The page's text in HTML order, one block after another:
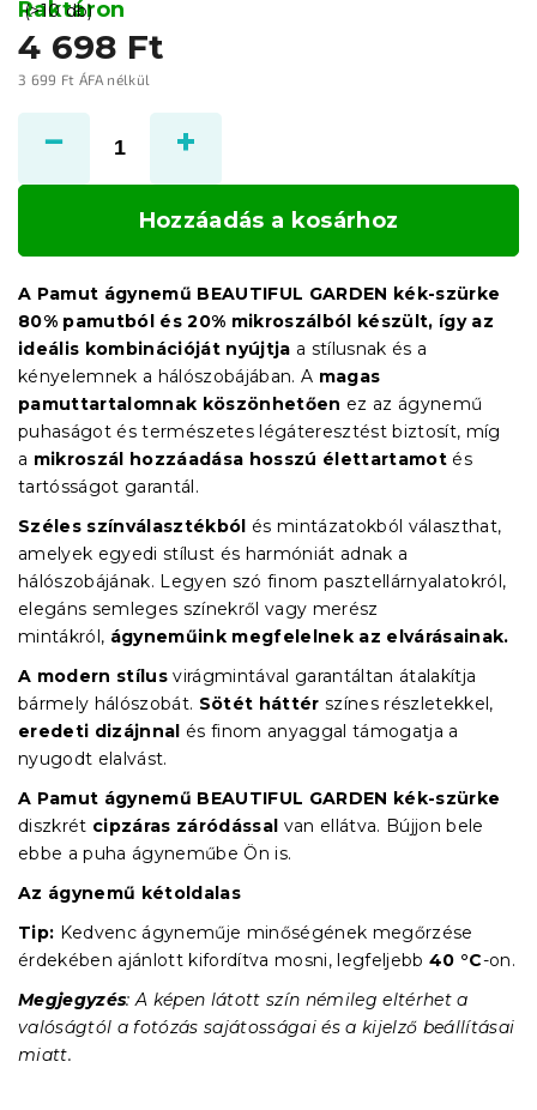
4 698 Ft
3 699 Ft ÁFA nélkül
Raktáron
(>10 db)
Hozzáadás a kosárhoz
A Pamut ágynemű BEAUTIFUL GARDEN kék-szürke
80% pamutból és 20% mikroszálból készült, így az
ideális kombinációját nyújtja a stílusnak és a
kényelemnek a hálószobájában. A magas
pamuttartalomnak köszönhetően ez az ágynemű
puhaságot és természetes légáteresztést biztosít, míg
a mikroszál hozzáadása hosszú élettartamot és
tartósságot garantál.
Széles színválasztékból és mintázatokból választhat,
amelyek egyedi stílust és harmóniát adnak a
hálószobájának. Legyen szó finom pasztellárnyalatokról,
elegáns semleges színekről vagy merész
mintákról, ágyneműink megfelelnek az elvárásainak.
A modern stílus virágmintával garantáltan átalakítja
bármely hálószobát. Sötét háttér színes részletekkel,
eredeti dizájnnal és finom anyaggal támogatja a
nyugodt elalvást.
A Pamut ágynemű BEAUTIFUL GARDEN kék-szürke
diszkrét cipzáras záródással van ellátva. Bújjon bele
ebbe a puha ágyneműbe Ön is.
Az ágynemű kétoldalas
Tip: Kedvenc ágyneműje minőségének megőrzése
érdekében ajánlott kifordítva mosni, legfeljebb40 °C-on.
Megjegyzés: A képen látott szín némileg eltérhet a
valóságtól a fotózás sajátosságai és a kijelző beállításai
miatt.